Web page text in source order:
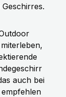
auch bei